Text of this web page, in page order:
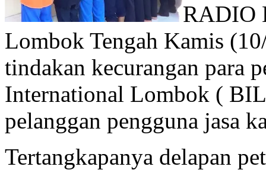
RADIO
Lombok Tengah Kamis
tindakan kecurangan para
International Lombok (
pelanggan pengguna jasa
Tertangkapanya delapan